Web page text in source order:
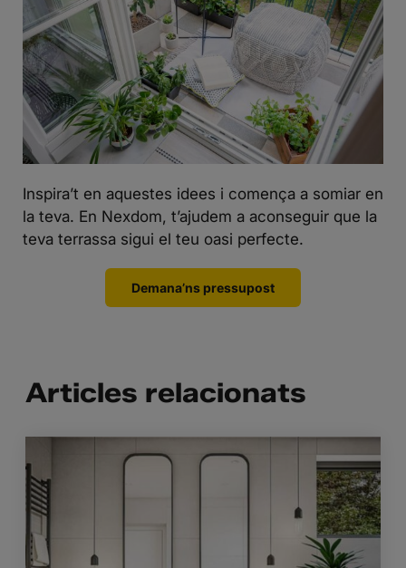
Inspira’t en aquestes idees i comença a somiar en
la teva. En Nexdom, t’ajudem a aconseguir que la
teva terrassa sigui el teu oasi perfecte.
Demana’ns pressupost
Articles relacionats